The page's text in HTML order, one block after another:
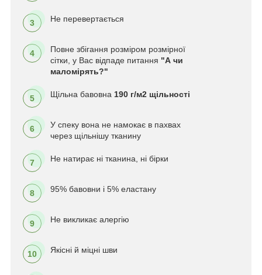
3 Не перевертається
4
Повне збігання розміром розмірної
сітки, у Вас відпаде питання "А чи
маломірять?"
5 Щільна бавовна 190 г/м2 щільності
6
У спеку вона не намокає в пахвах
через щільнішу тканину
7 Не натирає ні тканина, ні бірки
8 95% бавовни і 5% еластану
9 Не викликає алергію
10 Якісні й міцні шви